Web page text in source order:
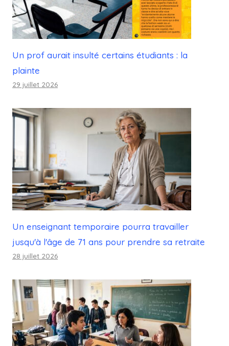
Un prof aurait insulté certains étudiants : la
plainte
29 juillet 2026
Un enseignant temporaire pourra travailler
jusqu'à l'âge de 71 ans pour prendre sa retraite
28 juillet 2026